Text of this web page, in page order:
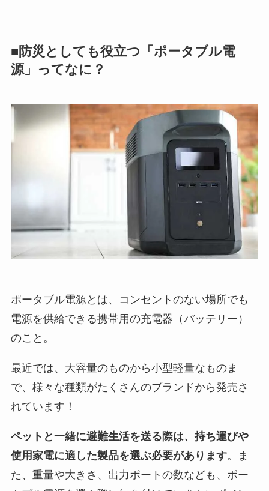
■防災としても役立つ「ポータブル電
源」ってなに？
ポータブル電源とは、コンセントのない場所でも
電源を供給できる携帯用の充電器（バッテリー）
のこと。
最近では、大容量のものから小型軽量なものま
で、様々な種類がたくさんのブランドから発売さ
れています！
ペットと一緒に避難生活を送る際は、持ち運びや
使用家電に適した製品を選ぶ必要があります。ま
た、重量や大きさ、出力ポートの数なども、ポー